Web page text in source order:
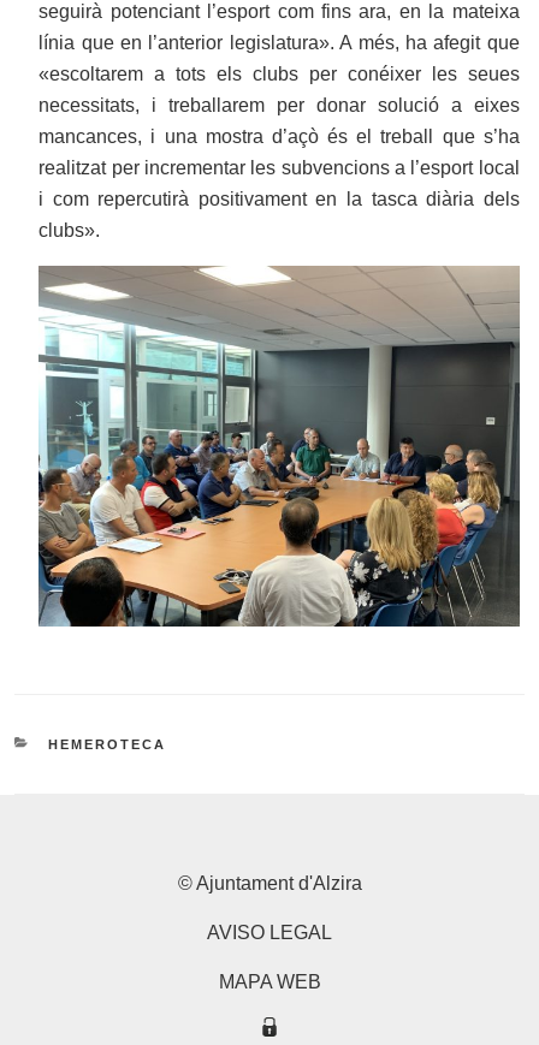
seguirà potenciant l’esport com fins ara, en la mateixa
línia que en l’anterior legislatura». A més, ha afegit que
«escoltarem a tots els clubs per conéixer les seues
necessitats, i treballarem per donar solució a eixes
mancances, i una mostra d’açò és el treball que s’ha
realitzat per incrementar les subvencions a l’esport local
i com repercutirà positivament en la tasca diària dels
clubs».
CATEGORÍAS
HEMEROTECA
© Ajuntament d'Alzira
AVISO LEGAL
MAPA WEB